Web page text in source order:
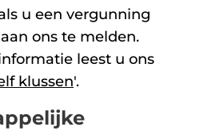
u een vergunning
ons te melden.
leest u ons
klussen'.